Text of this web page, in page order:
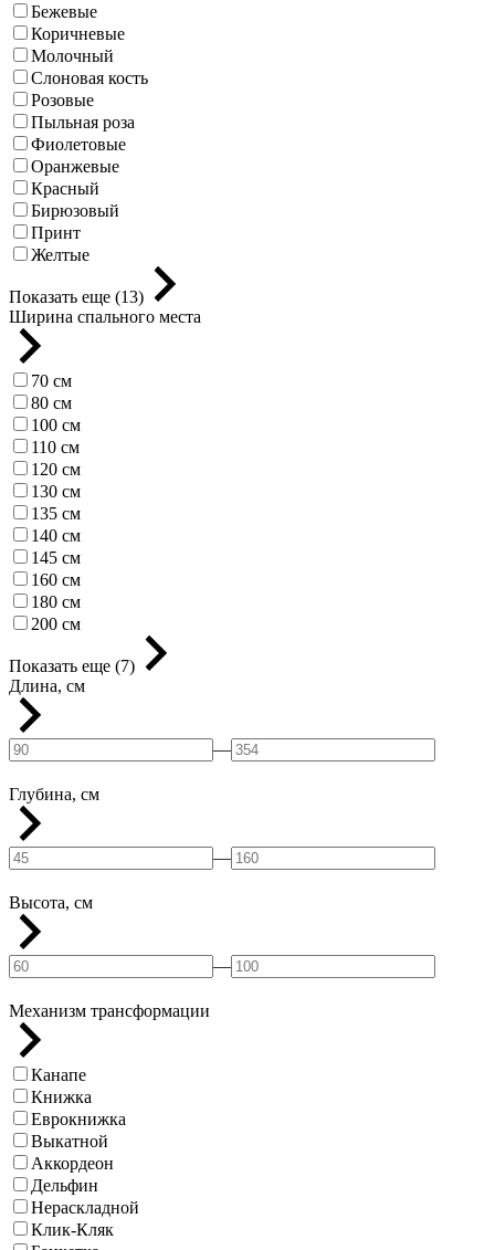
Бежевые
Коричневые
Молочный
Слоновая кость
Розовые
Пыльная роза
Фиолетовые
Оранжевые
Красный
Бирюзовый
Принт
Желтые
Показать еще (13)
Ширина спального места
70 см
80 см
100 см
110 см
120 см
130 см
135 см
140 см
145 см
160 см
180 см
200 см
Показать еще (7)
Длина, см
—
Глубина, см
—
Высота, см
—
Механизм трансформации
Канапе
Книжка
Еврокнижка
Выкатной
Аккордеон
Дельфин
Нераскладной
Клик-Кляк